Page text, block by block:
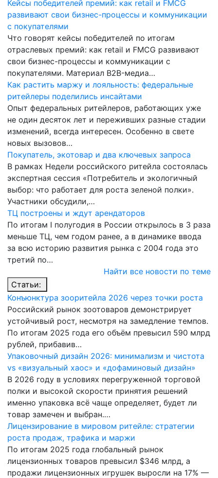
Кейсы победителей премий: как retail и FMCG
развивают свои бизнес-процессы и коммуникации
с покупателями
Что говорят кейсы победителей по итогам
отраслевых премий: как retail и FMCG развивают
свои бизнес-процессы и коммуникации с
покупателями. Материал B2B-медиа…
Как растить маржу и лояльность: федеральные
ритейлеры поделились инсайтами
Опыт федеральных ритейлеров, работающих уже
не один десяток лет и переживших разные стадии
изменений, всегда интересен. Особенно в свете
новых вызовов…
Покупатель, экотовар и два ключевых запроса
В рамках Недели российского ритейла состоялась
экспертная сессия «Потребитель и экологичный
выбор: что работает для роста зеленой полки».
Участники обсудили,…
ТЦ построены и ждут арендаторов
По итогам I полугодия в России открылось в 3 раза
меньше ТЦ, чем годом ранее, а в динамике ввода
за всю историю развития рынка с 2004 года это
третий по…
Найти все новости по теме
Статьи:
Конъюнктура зооритейла 2026 через точки роста
Российский рынок зоотоваров демонстрирует
устойчивый рост, несмотря на замедление темпов.
По итогам 2025 года его объём превысил 590 млрд
рублей, прибавив…
Упаковочный дизайн 2026: минимализм и чистота
vs «визуальный хаос» и «дофаминовый дизайн»
В 2026 году в условиях перегруженной торговой
полки и высокой скорости принятия решений
именно упаковка всё чаще определяет, будет ли
товар замечен и выбран.…
Лицензирование в мировом ритейле: стратегии
роста продаж, трафика и маржи
По итогам 2025 года глобальный рынок
лицензионных товаров превысил $346 млрд, а
продажи лицензионных игрушек выросли на 17% —